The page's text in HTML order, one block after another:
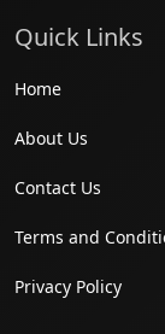
Quick Links
Home
About Us
Contact Us
Terms and
Privacy Policy